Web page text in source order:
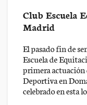
Club Escuela
Madrid
El pasado fin de
Escuela de
primera actuación
Deportiva en
celebrado en esta